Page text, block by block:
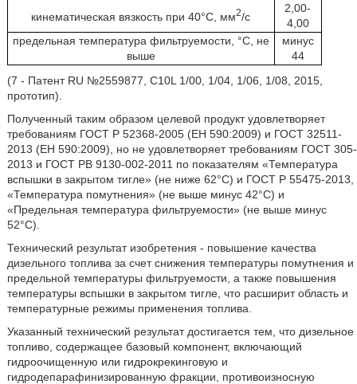
кинематическая вязкость при 40°C, мм2/с
2,00-
4,00
предельная температура фильтруемости, °C, не
выше
минус
44
(7 - Патент RU №2559877, C10L 1/00, 1/04, 1/06, 1/08, 2015,
прототип).
Полученный таким образом целевой продукт удовлетворяет
требованиям ГОСТ Р 52368-2005 (ЕН 590:2009) и ГОСТ 32511-
2013 (ЕН 590:2009), но не удовлетворяет требованиям ГОСТ 305-
2013 и ГОСТ РВ 9130-002-2011 по показателям «Температура
вспышки в закрытом тигле» (не ниже 62°С) и ГОСТ Р 55475-2013,
«Температура помутнения» (не выше минус 42°С) и
«Предельная температура фильтруемости» (не выше минус
52°С).
Технический результат изобретения - повышение качества
дизельного топлива за счет снижения температуры помутнения и
предельной температуры фильтруемости, а также повышения
температуры вспышки в закрытом тигле, что расширит область и
температурные режимы применения топлива.
Указанный технический результат достигается тем, что дизельное
топливо, содержащее базовый компонент, включающий
гидроочищенную или гидрокрекинговую и
гидродепарафинизированную фракции, противоизносную